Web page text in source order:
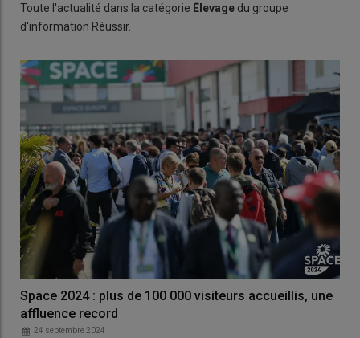
Toute l'actualité dans la catégorie Élevage du groupe
d'information Réussir.
Space 2024 : plus de 100 000 visiteurs accueillis, une
affluence record
24 septembre 2024